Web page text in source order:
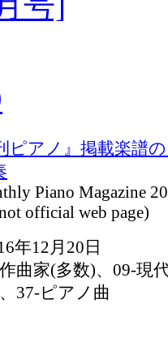
ピアノ』掲載楽譜
Magazine 2017
official web page)
年12月20日
曲家(多数)、09-現
37-ピアノ曲